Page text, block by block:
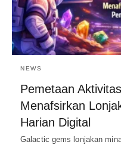
NEWS
Pemetaan
Menafsirkan
Harian Digital
Galactic gems lonjakan